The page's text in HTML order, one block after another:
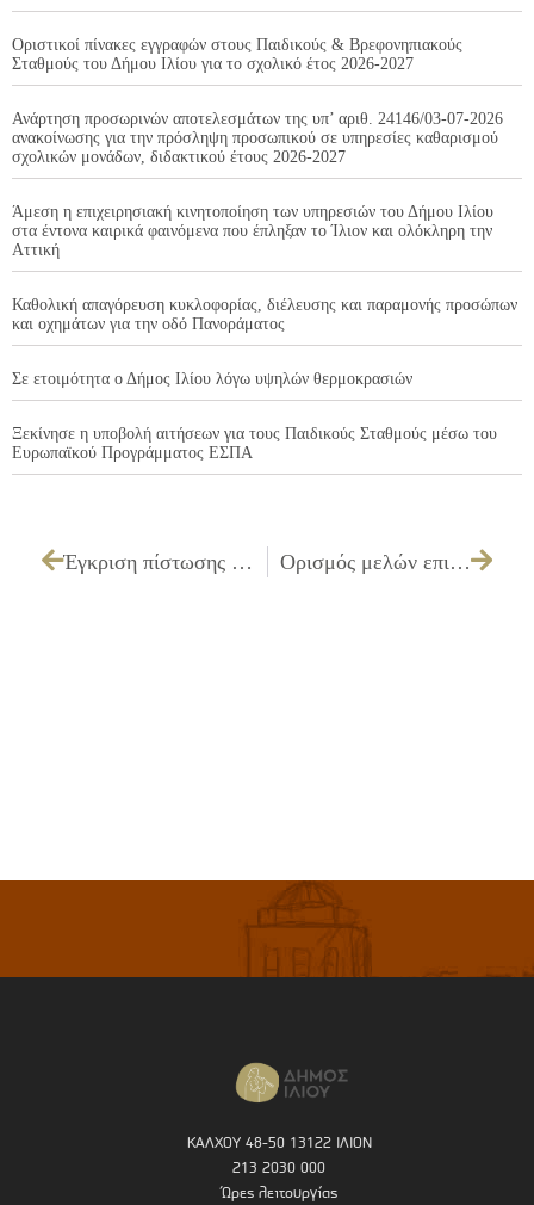
Οριστικοί πίνακες εγγραφών στους Παιδικούς & Βρεφονηπιακούς
Σταθμούς του Δήμου Ιλίου για το σχολικό έτος 2026-2027
Ανάρτηση προσωρινών αποτελεσμάτων της υπ’ αριθ. 24146/03-07-2026
ανακοίνωσης για την πρόσληψη προσωπικού σε υπηρεσίες καθαρισμού
σχολικών μονάδων, διδακτικού έτους 2026-2027
Άμεση η επιχειρησιακή κινητοποίηση των υπηρεσιών του Δήμου Ιλίου
στα έντονα καιρικά φαινόμενα που έπληξαν το Ίλιον και ολόκληρη την
Αττική
Καθολική απαγόρευση κυκλοφορίας, διέλευσης και παραμονής προσώπων
και οχημάτων για την οδό Πανοράματος
Σε ετοιμότητα ο Δήμος Ιλίου λόγω υψηλών θερμοκρασιών
Ξεκίνησε η υποβολή αιτήσεων για τους Παιδικούς Σταθμούς μέσω του
Ευρωπαϊκού Προγράμματος ΕΣΠΑ
Έγκριση πίστωσης ποσού 14.950,65 € με ΦΠΑ για την προμήθεια ανταλλακτικών εξοπλισμού αθλητικών χώρων Ορισμός μελών επιτροπής παραλαβής προμηθειών, σύμφωνα με το άρθρο 28, της Υπουργικής Απόφασης 11389/93, η οποία αποτελείται από 3 μόνιμους υπαλλήλους του Κ.Α.Π.Η., εκ των οποίων ο ένας ορίζεται ως Πρόεδρος και δύο αναπληρωματικούς, για το έτος 2011
ΚΑΛΧΟΥ 48-50 13122 ΙΛΙΟΝ
213 2030 000
Ώρες λειτουργίας